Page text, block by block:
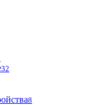
32
8